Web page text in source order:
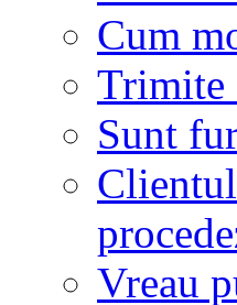
Cum
Trimite
Sunt
Vreau